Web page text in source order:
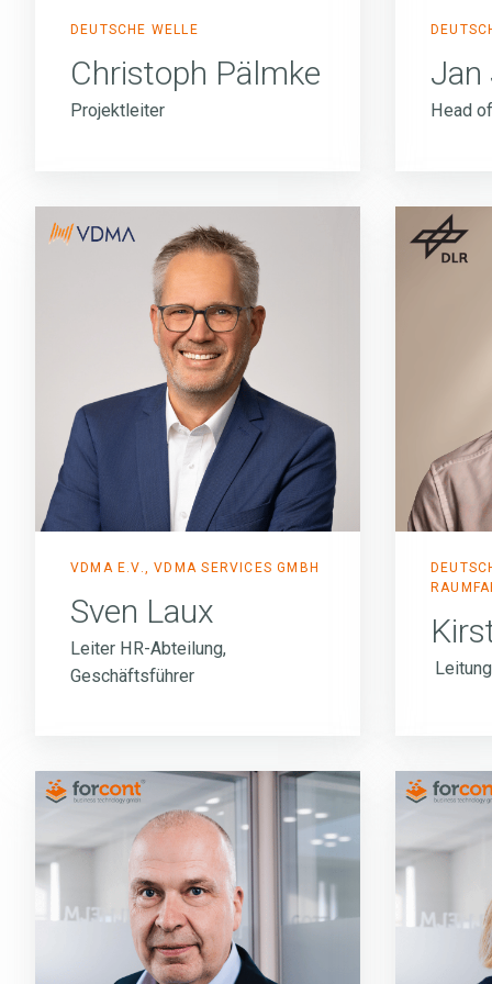
DEUTSCHE WELLE
Christoph Pälmke
Projektleiter
Jan
Head
VDMA E.V., VDMA SERVICES GMBH
Sven Laux
Leiter HR-Abteilung,
Geschäftsführer